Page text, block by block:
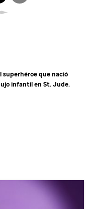
superhéroe que nació
infantil enSt. Jude.